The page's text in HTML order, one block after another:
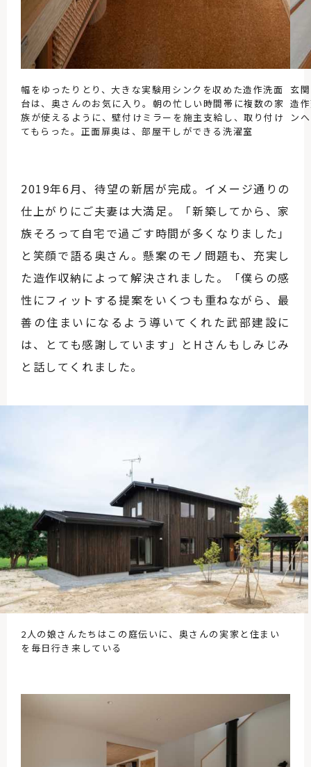
幅をゆったりとり、大きな実験用シンクを収めた造作洗面
台は、奥さんのお気に入り。朝の忙しい時間帯に複数の家
族が使えるように、壁付けミラーを施主支給し、取り付け
てもらった。正面扉奥は、部屋干しができる洗濯室
玄
造
ン
2019年6月、待望の新居が完成。イメージ通りの
仕上がりにご夫妻は大満足。「新築してから、家
族そろって自宅で過ごす時間が多くなりました」
と笑顔で語る奥さん。懸案のモノ問題も、充実し
た造作収納によって解決されました。「僕らの感
性にフィットする提案をいくつも重ねながら、最
善の住まいになるよう導いてくれた武部建設に
は、とても感謝しています」とHさんもしみじみ
と話してくれました。
2人の娘さんたちはこの庭伝いに、奥さんの実家と住まい
を毎日行き来している